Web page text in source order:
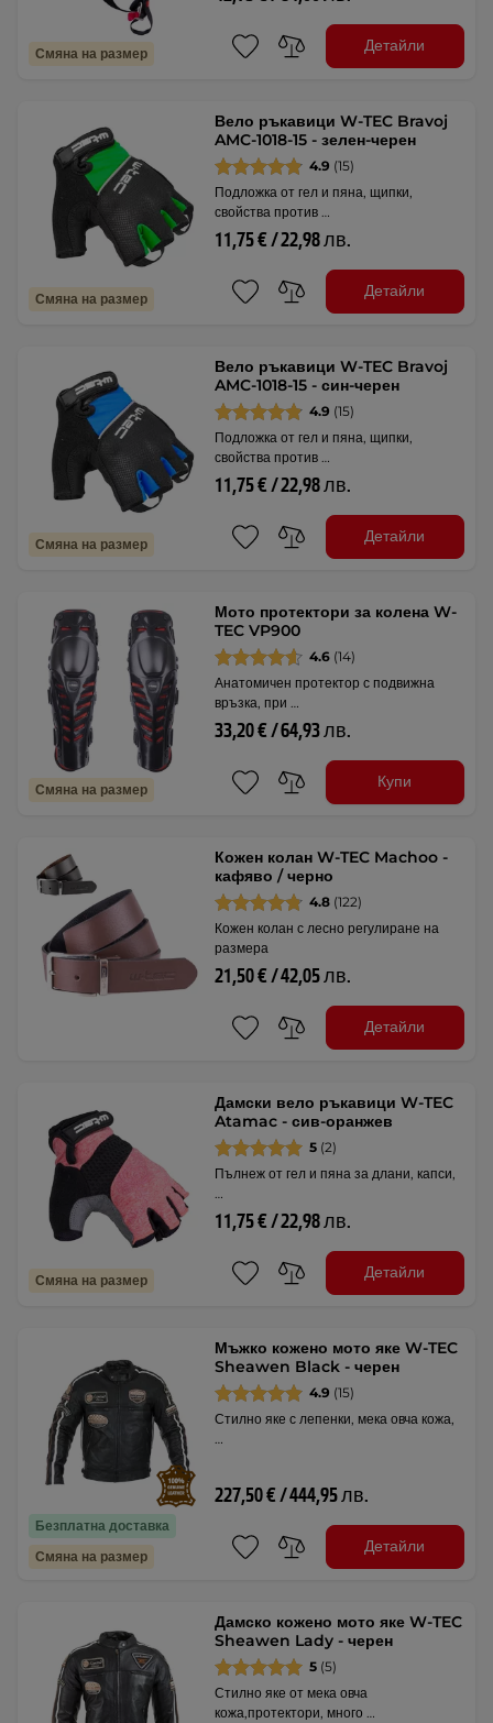
Смяна на размер Детайли
Смяна на размер
Вело ръкавици W-TEC Bravoj
AMC-1018-15 - зелен-черен
4.9 (15)
Подложка от гел и пяна, щипки,
свойства против …
11,75 € / 22,98 лв.
Детайли
Смяна на размер
Вело ръкавици W-TEC Bravoj
AMC-1018-15 - син-черен
4.9 (15)
Подложка от гел и пяна, щипки,
свойства против …
11,75 € / 22,98 лв.
Детайли
Смяна на размер
Мото протектори за колена W-
TEC VP900
4.6 (14)
Анатомичен протектор с подвижна
връзка, при …
33,20 € / 64,93 лв.
Купи
Кожен колан W-TEC Machoo -
кафяво / черно
4.8 (122)
Кожен колан с лесно регулиране на
размера
21,50 € / 42,05 лв.
Детайли
Смяна на размер
Дамски вело ръкавици W-TEC
Atamac - сив-оранжев
5 (2)
Пълнеж от гел и пяна за длани, капси,
11,75 € / 22,98 лв.
Детайли
Безплатна доставка
Смяна на размер
Мъжко кожено мото яке W-TEC
Sheawen Black - черен
4.9 (15)
Стилно яке с лепенки, мека овча кожа,
227,50 € / 444,95 лв.
Детайли
Дамско кожено мото яке W-TEC
Sheawen Lady - черен
5 (5)
Стилно яке от мека овча
кожа,протектори, много …